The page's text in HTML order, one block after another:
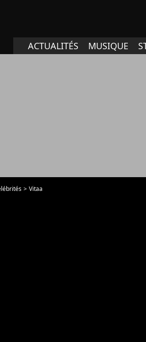
ACTUALITÉS MUSIQUE
Vitaa